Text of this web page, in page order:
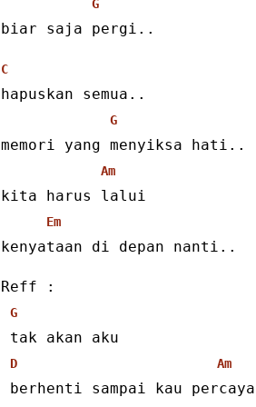
G
biar saja pergi..
C
hapuskan semua..
G
memori yang menyiksa hati..
Am
kita harus lalui
Em
kenyataan di depan nanti..
Reff :
G
tak akan aku
D Am
berhenti sampai kau